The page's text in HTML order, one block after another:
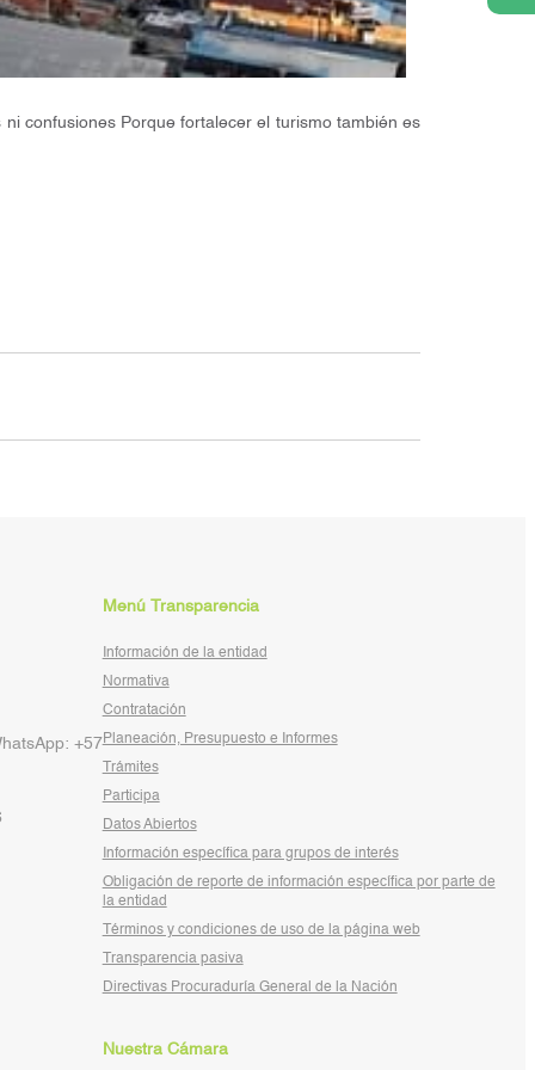
confusiones Porque fortalecer el turismo también es
+57
Menú Transparencia
Información de la entidad
Normativa
Contratación
Planeación, Presupuesto e Informes
Trámites
Participa
Datos Abiertos
Información específica para grupos de interés
Obligación de reporte de información específica por parte de
la entidad
Términos y condiciones de uso de la página web
Transparencia pasiva
Directivas Procuraduría General de la Nación
Nuestra Cámara